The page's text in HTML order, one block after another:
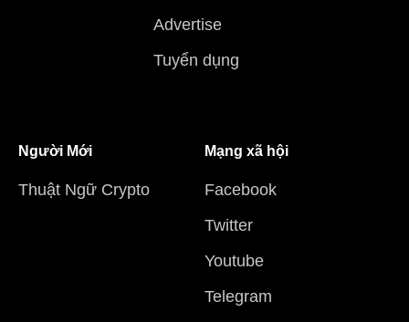
Advertise
Tuyển dụng
Người Mới
Thuật Ngữ Crypto
Mạng xã hội
Facebook
Twitter
Youtube
Telegram